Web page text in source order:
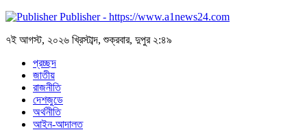
Publisher - https://www.a1news24.com
৭ই আগস্ট, ২০২৬ খ্রিস্টাব্দ, শুক্রবার, দুপুর ২:৪৯
প্রচ্ছদ
জাতীয়
রাজনীতি
দেশজুডে
অর্থনীতি
আইন-আদালত